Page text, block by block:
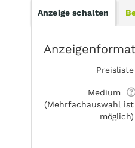
Anzeige schalten
Anzeigenformat
Preisliste
Medium
(Mehrfachauswahl ist
möglich)